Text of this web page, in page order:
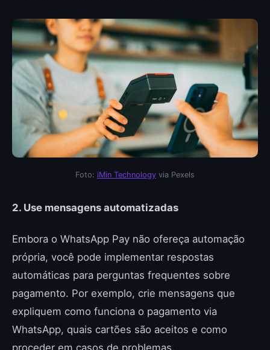
Foto: iMin Technology via Pexels
2. Use mensagens automatizadas
Embora o WhatsApp Pay não ofereça automação
própria, você pode implementar respostas
automáticas para perguntas frequentes sobre
pagamento. Por exemplo, crie mensagens que
expliquem como funciona o pagamento via
WhatsApp, quais cartões são aceitos e como